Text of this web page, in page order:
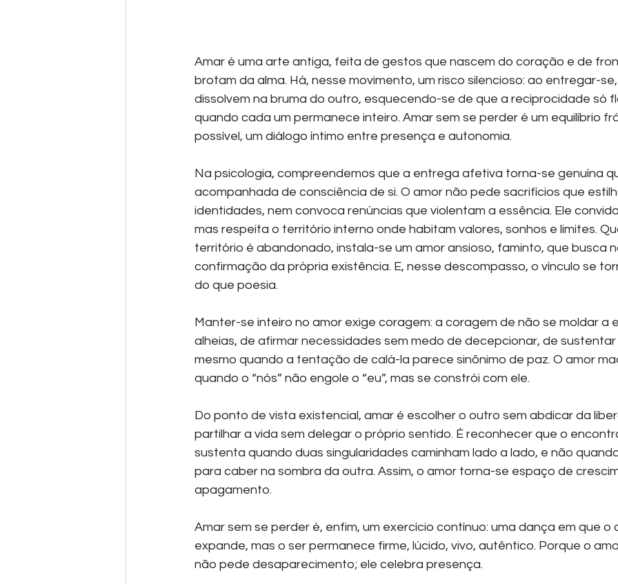
Amar é uma arte antiga, feita de gestos que nascem do coração e de
brotam da alma. Há, nesse movimento, um risco silencioso: ao entregar-
dissolvem na bruma do outro, esquecendo-se de que a reciprocidade só
quando cada um permanece inteiro. Amar sem se perder é um equilíbrio
possível, um diálogo íntimo entre presença e autonomia.
Na psicologia, compreendemos que a entrega afetiva torna-se genuína
acompanhada de consciência de si. O amor não pede sacrifícios que
identidades, nem convoca renúncias que violentam a essência. Ele
mas respeita o território interno onde habitam valores, sonhos e limites.
território é abandonado, instala-se um amor ansioso, faminto, que busca
confirmação da própria existência. E, nesse descompasso, o vínculo se
do que poesia.
Manter-se inteiro no amor exige coragem: a coragem de não se moldar a
alheias, de afirmar necessidades sem medo de decepcionar, de
mesmo quando a tentação de calá-la parece sinônimo de paz. O amor
quando o “nós” não engole o “eu”, mas se constrói com ele.
Do ponto de vista existencial, amar é escolher o outro sem abdicar da
partilhar a vida sem delegar o próprio sentido. É reconhecer que o
sustenta quando duas singularidades caminham lado a lado, e não
para caber na sombra da outra. Assim, o amor torna-se espaço de
apagamento.
Amar sem se perder é, enfim, um exercício contínuo: uma dança em que o
expande, mas o ser permanece firme, lúcido, vivo, autêntico. Porque o
não pede desaparecimento; ele celebra presença.